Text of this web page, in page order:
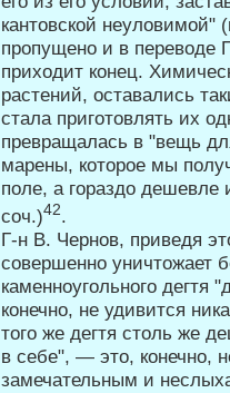
кантовской
пропущено и в переводе
приходит конец.
растений, оставались
стала приготовлять их
превращалась в "вещь
марены, которое мы
поле, а гораздо дешевле
соч.)42.
Г-н В. Чернов, приведя
совершен­но уничтожает
каменноугольного
конечно, не удивится
того же дегтя столь же
в себе", — это, конечно,
замечательным и